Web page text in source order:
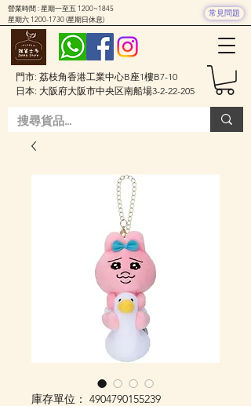
門市: 荔枝角香港工業中心B座1樓B7-10
日本: 大阪府大阪市中央区南船場3-2-22-205
營業時間 : 星期一至五 1200~1845
星期六 1200-1730(星期日休息)
常見問題
庫存單位： 4904790155239